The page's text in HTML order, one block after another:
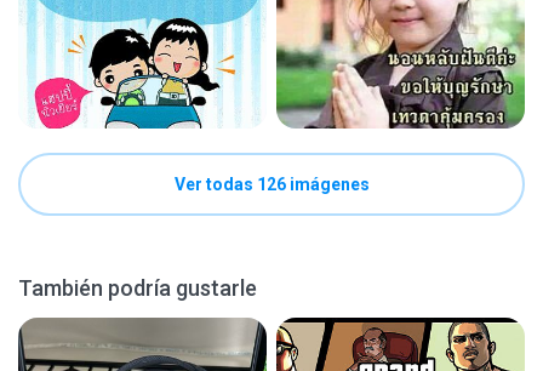
Ver todas 126 imágenes
También podría gustarle